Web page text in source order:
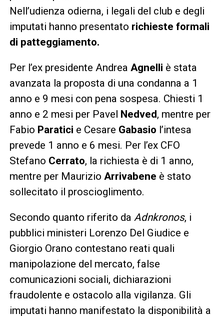
Nell’udienza odierna, i legali del club e degli
imputati hanno presentato richieste formali
di patteggiamento.
Per l’ex presidente Andrea Agnelli è stata
avanzata la proposta di una condanna a 1
anno e 9 mesi con pena sospesa. Chiesti 1
anno e 2 mesi per Pavel Nedved, mentre per
Fabio Paratici e Cesare Gabasio l’intesa
prevede 1 anno e 6 mesi. Per l’ex CFO
Stefano Cerrato, la richiesta è di 1 anno,
mentre per Maurizio Arrivabene è stato
sollecitato il proscioglimento.
Secondo quanto riferito da Adnkronos, i
pubblici ministeri Lorenzo Del Giudice e
Giorgio Orano contestano reati quali
manipolazione del mercato, false
comunicazioni sociali, dichiarazioni
fraudolente e ostacolo alla vigilanza. Gli
imputati hanno manifestato la disponibilità a